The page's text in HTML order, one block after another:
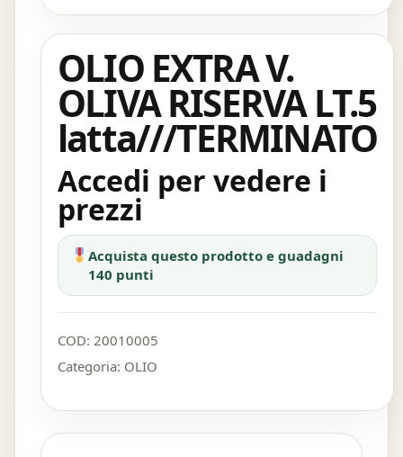
OLIO EXTRA V.
OLIVA RISERVA LT.5
latta///TERMINATO
Accedi per vedere i
prezzi
Acquista questo prodotto e guadagni
140 punti
COD: 20010005
Categoria: OLIO